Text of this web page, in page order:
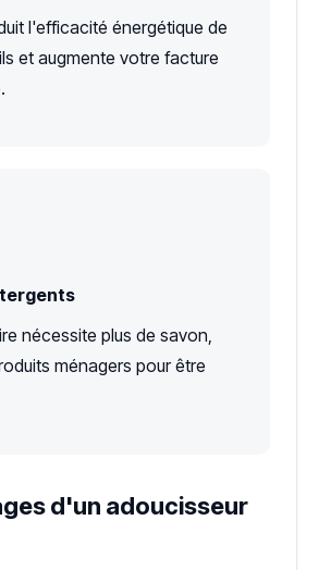
l'efficacité énergétique de
et augmente votre facture
nécessite plus de savon,
ménagers pour être
d'un adoucisseur